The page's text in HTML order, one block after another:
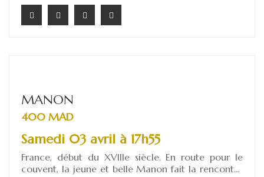
chose d'inattendu se produit… les armes se taisent
et les ennemis fraternisent le temps d'une trêve
MANON
400 MAD
Samedi 03 avril à 17h55
France, début du XVIIIe siècle. En route pour le
couvent, la jeune et belle Manon fait la rencontre